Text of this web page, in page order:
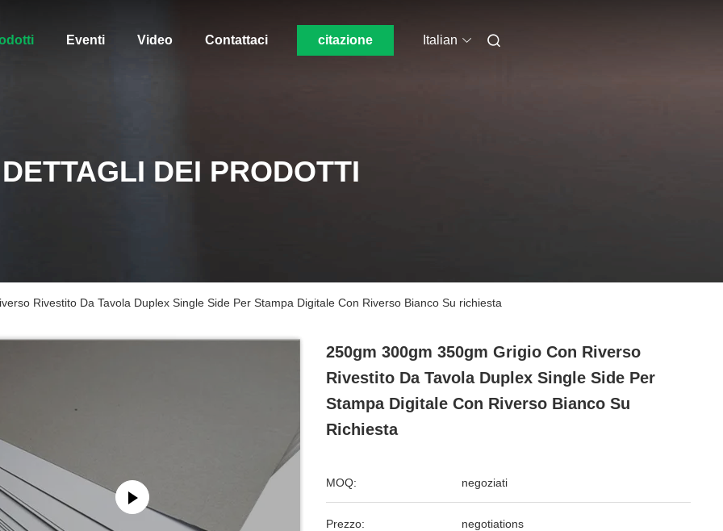
Eventi Video Contattaci citazione Italian
DETTAGLI DEI PRODOTTI
Rivestito Da Tavola Duplex Single Side Per Stampa Digitale Con Riverso Bianco Su richiesta
250gm 300gm 350gm Grigio Con Riverso
Rivestito Da Tavola Duplex Single Side Per
Stampa Digitale Con Riverso Bianco Su
Richiesta
MOQ: negoziati
Prezzo: negotiations